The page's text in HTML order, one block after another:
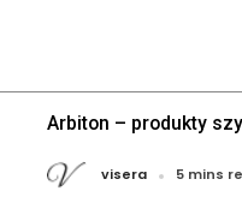
Arbiton – produkty
visera 5 mins